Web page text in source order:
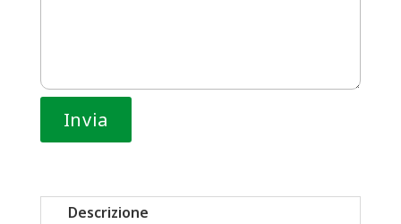
Descrizione